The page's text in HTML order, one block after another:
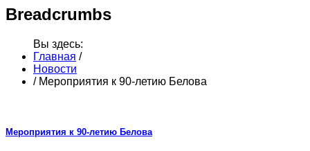
Breadcrumbs
Вы здесь:
Главная /
Новости
/ Мероприятия к 90-летию Белова
Мероприятия к 90-летию Белова